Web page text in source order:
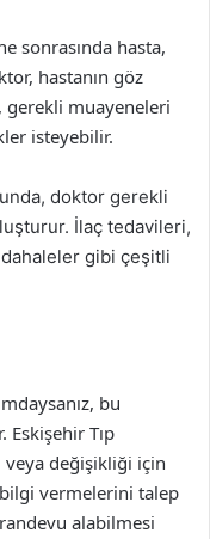
sonrasında hasta,
hastanın göz
gerekli muayeneleri
isteyebilir.
doktor gerekli
İlaç tedavileri,
gibi çeşitli
bu
Tıp
veya değişikliği için
vermelerini talep
alabilmesi